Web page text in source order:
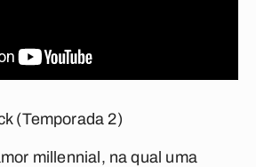
(Temporada 2)
millennial, na qual uma